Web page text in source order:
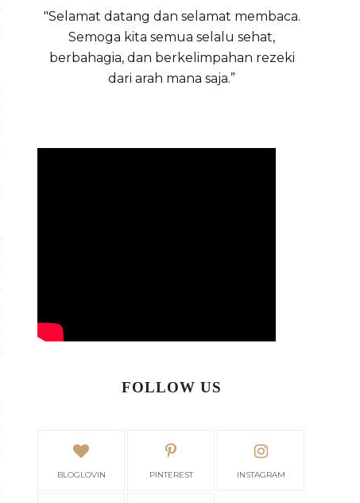
"Selamat datang dan selamat membaca.
Semoga kita semua selalu sehat,
berbahagia, dan berkelimpahan rezeki
dari arah mana saja.”
FOLLOW US
BLOGLOVIN PINTEREST INSTAGRAM